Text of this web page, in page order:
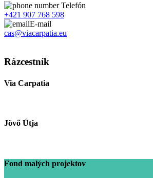
Telefón
+421 907 768 598
E-mail
cas@viacarpatia.eu
Rázcestník
Via Carpatia
Jövő Útja
Fond malých projektov